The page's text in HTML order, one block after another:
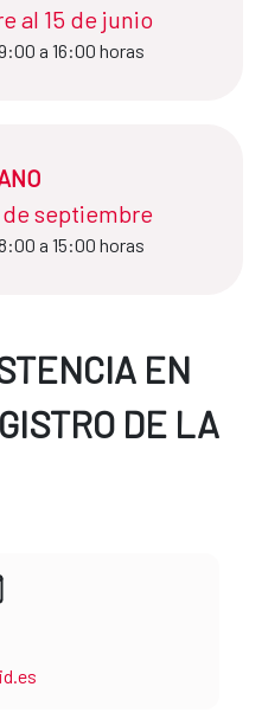
al 15 de junio​​​​​​​
a 16:00 horas
de septiembre
a 15:00 horas
EN
DE LA